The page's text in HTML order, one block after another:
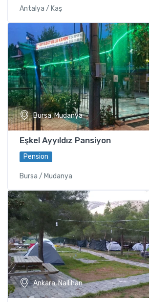
Antalya / Kaş
Bursa, Mudanya
Eşkel Ayyıldız Pansiyon
Pension
Bursa / Mudanya
Ankara, Nallihan